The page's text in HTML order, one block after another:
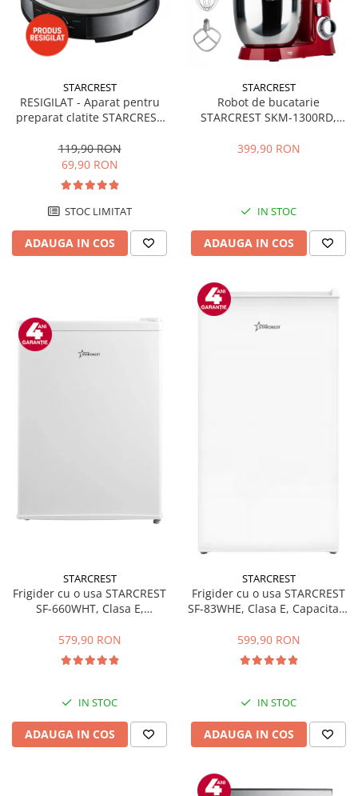
STARCREST
RESIGILAT - Aparat pentru
preparat clatite STARCREST
invelis ceramic antiaderent,
30 cm, Inox / Negru
119,90 RON
69,90 RON
STOC LIMITAT
ADAUGA IN COS
STARCREST
Robot de bucatarie
STARCREST SKM-1300RD,
Accesorii, 10 Viteze + Pulse,
399,90 RON
IN STOC
ADAUGA IN COS
STARCREST
Frigider cu o usa STARCREST
SF-660WHT, Clasa E,
579,90 RON
IN STOC
ADAUGA IN COS
STARCREST
Frigider cu o usa STARCREST
SF-83WHE, Clasa E, Capacitate
Compartiment gheata, H 85
cm, Alb
599,90 RON
IN STOC
ADAUGA IN COS